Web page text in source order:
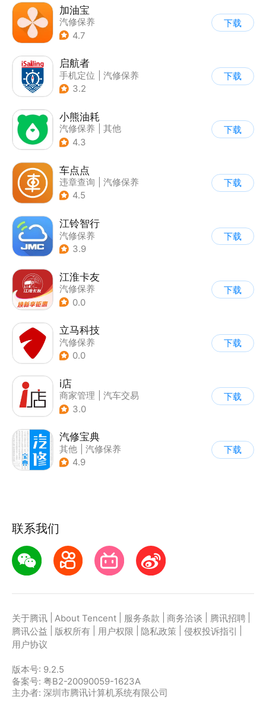
加油宝
汽修保养
4.7
下载
启航者
手机定位
汽修保养
3.2
下载
小熊油耗
汽修保养
其他
4.3
下载
车点点
违章查询
汽修保养
4.5
下载
江铃智行
汽修保养
3.9
下载
江淮卡友
汽修保养
0.0
下载
立马科技
汽修保养
0.0
下载
i店
商家管理
汽车交易
| 汽修保养
3.0
下载
汽修宝典
其他
汽修保养
4.9
下载
联系我们
关于腾讯 About Tencent 服务条款 商务洽谈 腾讯招聘
腾讯公益
版权所有 用户权限 隐私政策 侵权投诉指引
用户协议
版本号: 9.2.5
备案号: 粤B2-20090059-1623A
主办者: 深圳市腾讯计算机系统有限公司